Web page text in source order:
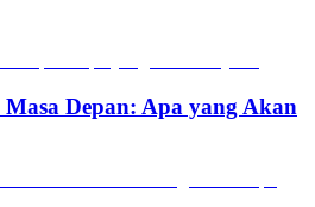
Depan: Apa yang Akan